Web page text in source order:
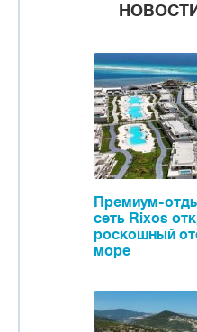
Премиум-
сеть Rixos
роскошный
море